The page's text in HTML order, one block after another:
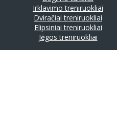
Irklavimo treniruokliai
Dviračiai treniruokliai
Elipsiniai treniruokliai
Jėgos treniruokliai